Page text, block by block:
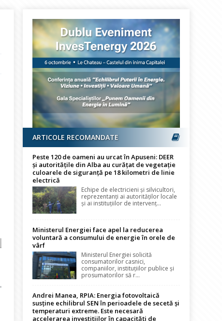
ARTICOLE RECOMANDATE
Peste 120 de oameni au urcat în Apuseni: DEER
și autoritățile din Alba au curățat de vegetație
culoarele de siguranță pe 18 kilometri de linie
electrică
Echipe de electricieni și silvicultori,
reprezentanți ai autorităților locale
și ai instituțiilor de intervenț...
Ministerul Energiei face apel la reducerea
voluntară a consumului de energie în orele de
vârf
Ministerul Energiei solicită
consumatorilor casnici,
companiilor, instituțiilor publice și
prosumatorilor să r...
Andrei Manea, RPIA: Energia fotovoltaică
susține echilibrul SEN în perioadele de secetă și
temperaturi extreme. Este necesară
accelerarea investițiilor în capacități de